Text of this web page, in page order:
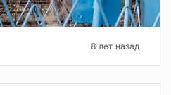
8 лет назад